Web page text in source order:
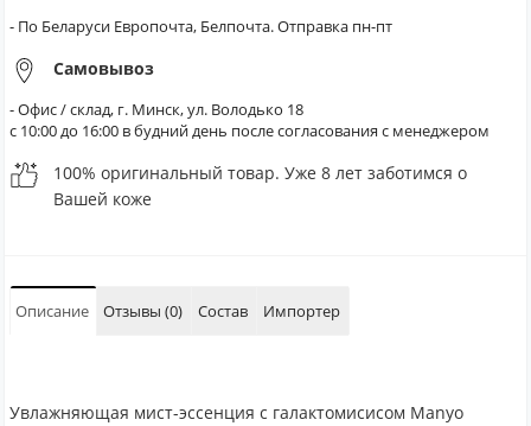
- По Беларуси Европочта, Белпочта. Отправка пн-пт
Самовывоз
- Офис / склад, г. Минск, ул. Володько 18
с 10:00 до 16:00 в будний день после согласования с менеджером
100% оригинальный товар. Уже 8 лет заботимся о
Вашей коже
Описание Отзывы (0) Состав Импортер
Увлажняющая мист-эссенция с галактомисисом Manyo